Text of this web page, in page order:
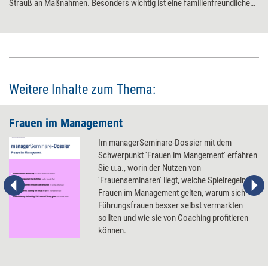
Strauß an Maßnahmen. Besonders wichtig ist eine familienfreundliche
Weitere Inhalte zum Thema:
Frauen im Management
Im managerSeminare-Dossier mit dem
Schwerpunkt 'Frauen im Mangement' erfahren
Sie u.a., worin der Nutzen von
'Frauenseminaren' liegt, welche Spielregeln für
Frauen im Management gelten, warum sich
Führungsfrauen besser selbst vermarkten
sollten und wie sie von Coaching profitieren
können.